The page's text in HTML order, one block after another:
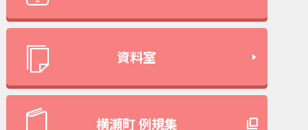
資料室
横瀬町 例規集